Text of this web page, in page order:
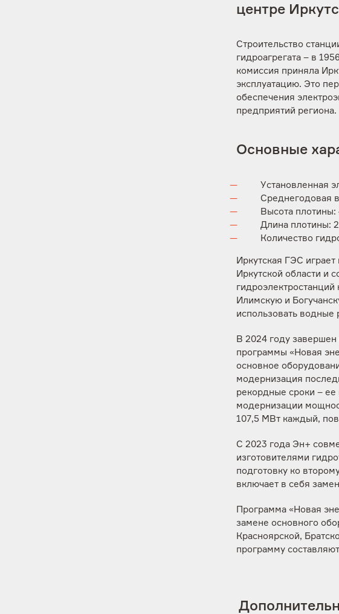
центре
Строительство
гидроагрегата – в
комиссия приняла
эксплуатацию. Это
обеспечения
предприятий региона.
Основные
Установленная
Среднегодовая
Высота плотины:
Длина плотины:
Количество
Иркутская ГЭС
Иркутской области и
Илимскую и
использовать водные
В 2024 году
программы «Новая
основное
модернизация
рекордные сроки –
модернизации
107,5 МВт каждый,
С 2023 года Эн+
изготовителями
подготовку ко
включает в себя
Программа «Новая
замене основного
Красноярской,
программу